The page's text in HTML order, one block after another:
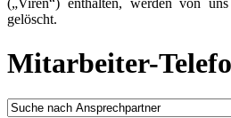
(„Viren“) enthalten, werden von
gelöscht.
Mitarbeiter-